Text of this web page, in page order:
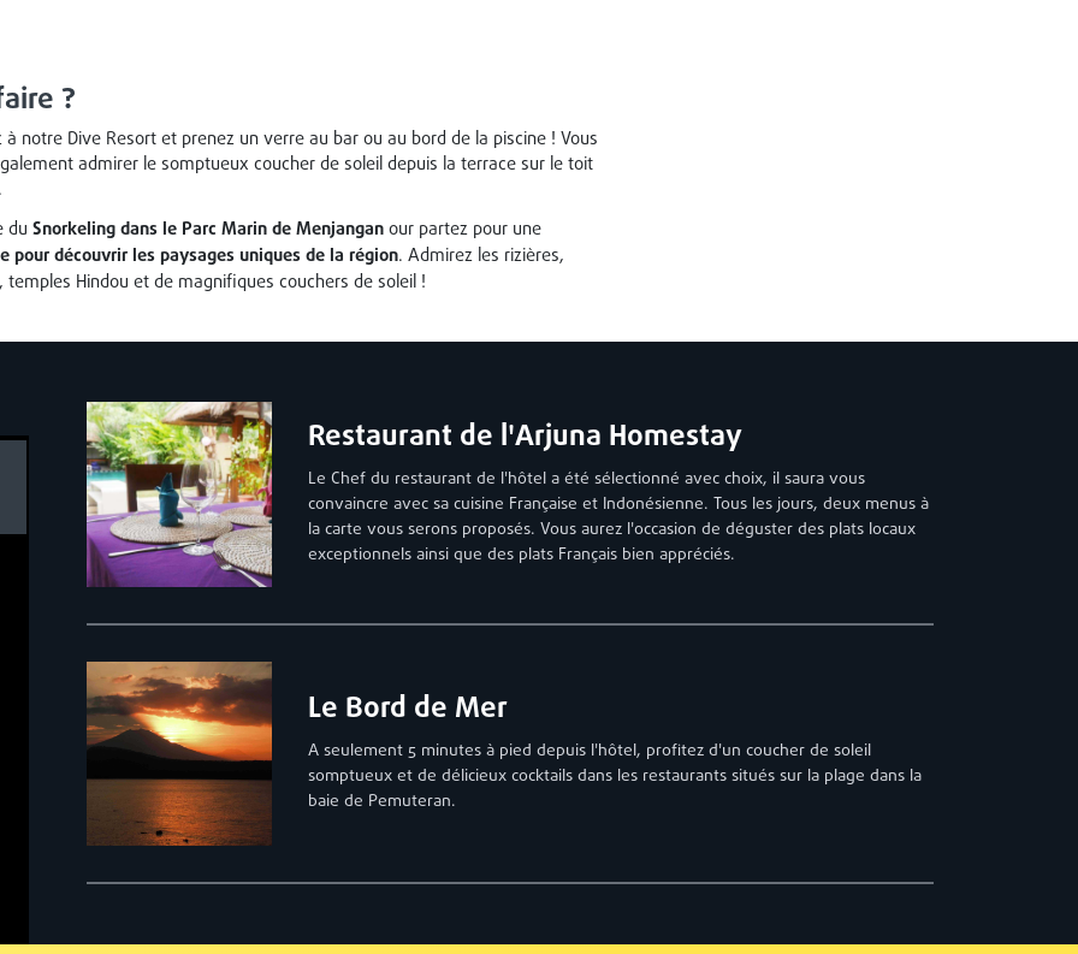
?
à notre Dive Resort et prenez un verre au bar ou au bord de la piscine ! Vous
admirer le somptueux coucher de soleil depuis la terrace sur le toit
du Snorkeling dans le Parc Marin de Menjanganour partez pour une
pour découvrir les paysages uniques de la région. Admirez les rizières,
temples Hindou et de magnifiques couchers de soleil !
Restaurant de l'Arjuna Homestay
Le Chef du restaurant de l'hôtel a été sélectionné avec choix, il saura vous
convaincre avec sa cuisine Française et Indonésienne. Tous les jours, deux menus à
la carte vous serons proposés. Vous aurez l'occasion de déguster des plats locaux
exceptionnels ainsi que des plats Français bien appréciés.
Le Bord de Mer
A seulement 5 minutes à pied depuis l'hôtel, profitez d'un coucher de soleil
somptueux et de délicieux cocktails dans les restaurants situés sur la plage dans la
baie de Pemuteran.